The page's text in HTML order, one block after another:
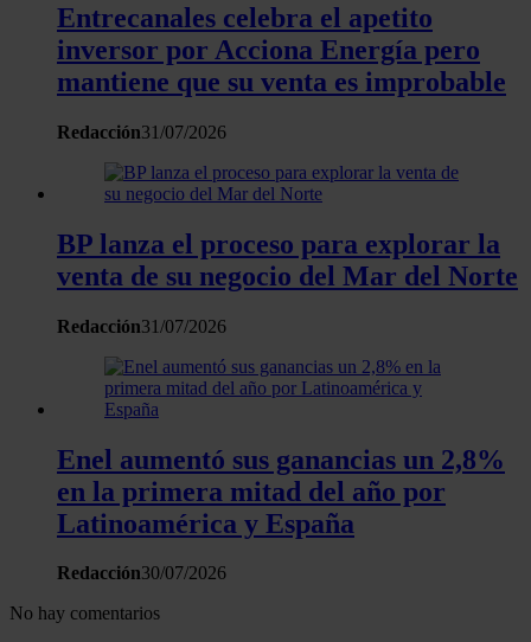
Entrecanales celebra el apetito
inversor por Acciona Energía pero
mantiene que su venta es improbable
Redacción31/07/2026
BP lanza el proceso para explorar la
venta de su negocio del Mar del Norte
Redacción31/07/2026
Enel aumentó sus ganancias un 2,8%
en la primera mitad del año por
Latinoamérica y España
Redacción30/07/2026
No hay comentarios